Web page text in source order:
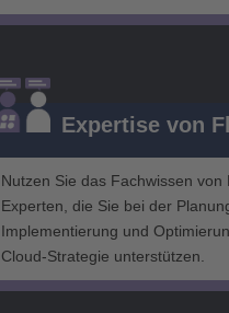
Expertise von
Nutzen Sie das Fachwissen von
Experten, die Sie bei der
Implementierung und
Cloud-Strategie unterstützen.